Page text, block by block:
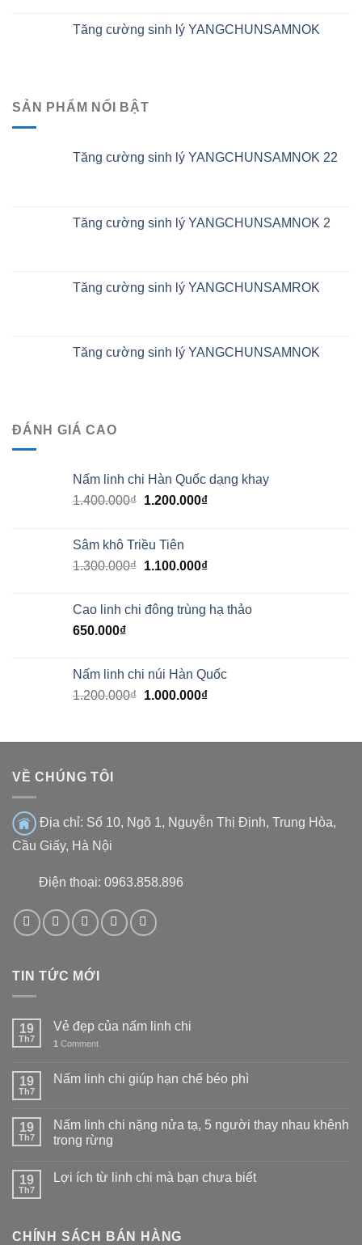
Tăng cường sinh lý YANGCHUNSAMNOK
SẢN PHẨM NỔI BẬT
Tăng cường sinh lý YANGCHUNSAMNOK 22
Tăng cường sinh lý YANGCHUNSAMNOK 2
Tăng cường sinh lý YANGCHUNSAMROK
Tăng cường sinh lý YANGCHUNSAMNOK
ĐÁNH GIÁ CAO
Nấm linh chi Hàn Quốc dạng khay
1.400.000₫ 1.200.000₫
Sâm khô Triều Tiên
1.300.000₫ 1.100.000₫
Cao linh chi đông trùng hạ thảo
650.000₫
Nấm linh chi núi Hàn Quốc
1.200.000₫ 1.000.000₫
VỀ CHÚNG TÔI
Địa chỉ: Số 10, Ngõ 1, Nguyễn Thị Định, Trung Hòa,
Cầu Giấy, Hà Nội
Điện thoại: 0963.858.896
TIN TỨC MỚI
19
Th7
Vẻ đẹp của nấm linh chi
1 Comment
19
Th7
Nấm linh chi giúp hạn chế béo phì
19
Th7
Nấm linh chi nặng nửa tạ, 5 người thay nhau khênh
trong rừng
19
Th7
Lợi ích từ linh chi mà bạn chưa biết
CHÍNH SÁCH BÁN HÀNG